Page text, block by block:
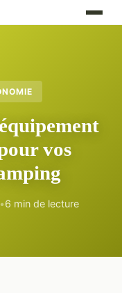
vos
6 min de lecture